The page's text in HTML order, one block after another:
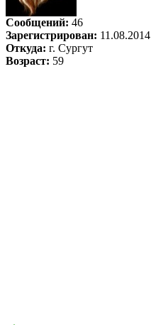
Сообщений: 46
Зарегистрирован: 11.08.2014
Откуда: г. Сургут
Возраст: 59